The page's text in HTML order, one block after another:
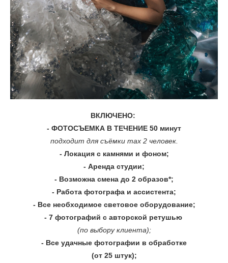
ВКЛЮЧЕНО:
- ФОТОСЪЕМКА В ТЕЧЕНИЕ 50 минут
подходит для съёмки max 2 человек.
- Локация с камнями и фоном;
- Аренда студии;
- Возможна смена до 2 образов*;
- Работа фотографа и ассистента;
- Все необходимое световое оборудование;
- 7 фотографий с авторской ретушью
(по выбору клиента);
- Все удачные фотографии в обработке
(от 25 штук);